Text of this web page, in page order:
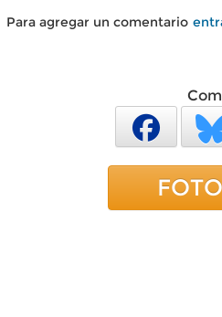
Para agregar un comentario